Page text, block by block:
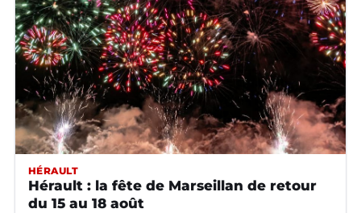
HÉRAULT
Hérault : la fête de Marseillan de retour
du 15 au 18 août